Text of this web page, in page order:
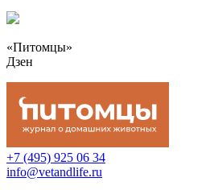
«Питомцы»
Дзен
+7 (495) 925 06 34
info@vetandlife.ru